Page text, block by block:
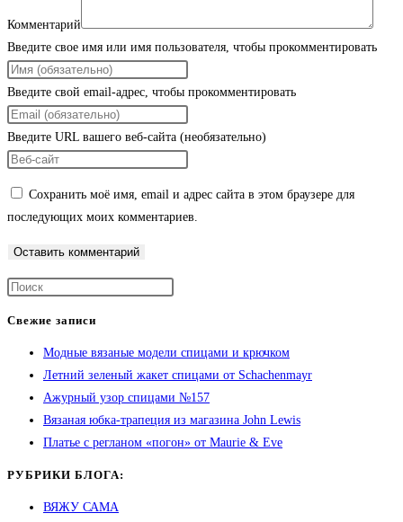
Комментарий
Введите свое имя или имя пользователя, чтобы прокомментировать
Введите свой email-адрес, чтобы прокомментировать
Введите URL вашего веб-сайта (необязательно)
Сохранить моё имя, email и адрес сайта в этом браузере для
последующих моих комментариев.
Свежие записи
Модные вязаные модели спицами и крючком
Летний зеленый жакет спицами от Schachenmayr
Ажурный узор спицами №157
Вязаная юбка-трапеция из магазина John Lewis
Платье с регланом «погон» от Maurie & Eve
РУБРИКИ БЛОГА:
ВЯЖУ САМА